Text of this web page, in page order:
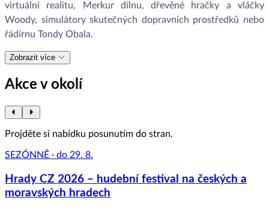
virtuální realitu, Merkur dílnu, dřevěné hračky a vláčky
Woody, simulátory skutečných dopravních prostředků nebo
řádírnu Tondy Obala.
Zobrazit více
Akce v okolí
Projděte si nabídku posunutím do stran.
SEZÓNNĚ · do 29. 8.
Hrady CZ 2026 – hudební festival na českých a
moravských hradech